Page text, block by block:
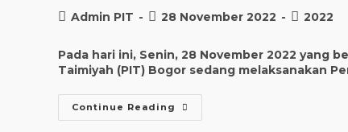
Admin PIT 28 November 2022 2022
Pada hari ini, Senin, 28 November 2022 yang
Taimiyah (PIT) Bogor sedang melaksanakan
Continue Reading